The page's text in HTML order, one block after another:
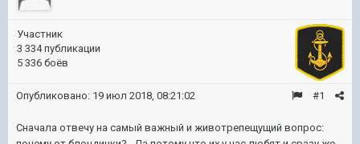
Участник
3 334 публикации
5 336 боёв
#1
Опубликовано: 19 июл 2018, 08:21:02
Сначала отвечу на самый важный и животрепещущий вопрос: